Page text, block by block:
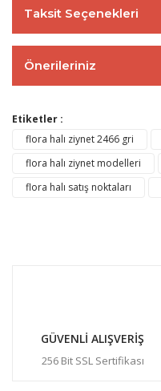
Taksit Seçenekleri
Önerileriniz
Etiketler :
flora halı ziynet 2466 gri
flora halı ziynet modelleri
flora halı satış noktaları
GÜVENLİ ALIŞVERİŞ
256 Bit SSL Sertifikası